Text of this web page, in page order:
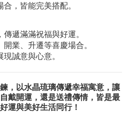
，皆能完美搭配。
遞滿滿祝福與好運。
業、升遷等喜慶場合。
誠意與心意。
，以水晶琉璃傳遞幸福寓意，讓
戴開運，還是送禮傳情，皆是最
運與美好生活同行！